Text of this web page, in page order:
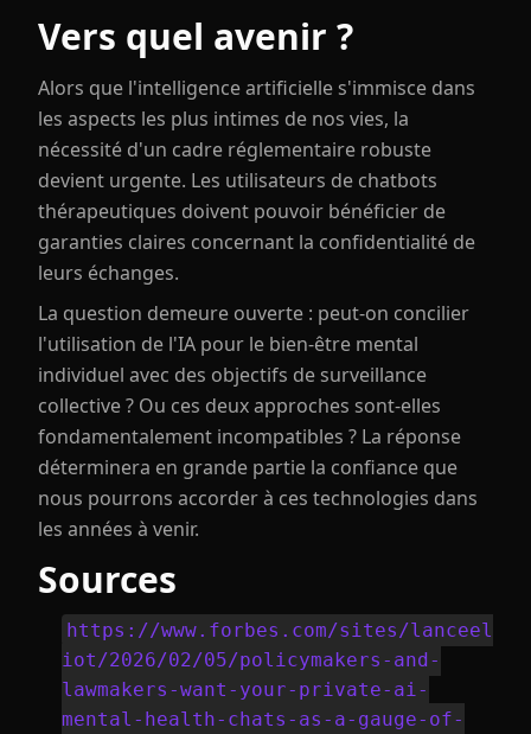
Vers quel avenir ?
Alors que l'intelligence artificielle s'immisce dans
les aspects les plus intimes de nos vies, la
nécessité d'un cadre réglementaire robuste
devient urgente. Les utilisateurs de chatbots
thérapeutiques doivent pouvoir bénéficier de
garanties claires concernant la confidentialité de
leurs échanges.
La question demeure ouverte : peut-on concilier
l'utilisation de l'IA pour le bien-être mental
individuel avec des objectifs de surveillance
collective ? Ou ces deux approches sont-elles
fondamentalement incompatibles ? La réponse
déterminera en grande partie la confiance que
nous pourrons accorder à ces technologies dans
les années à venir.
Sources
https://www.forbes.com/sites/lanceel
iot/2026/02/05/policymakers-and-
lawmakers-want-your-private-ai-
mental-health-chats-as-a-gauge-of-